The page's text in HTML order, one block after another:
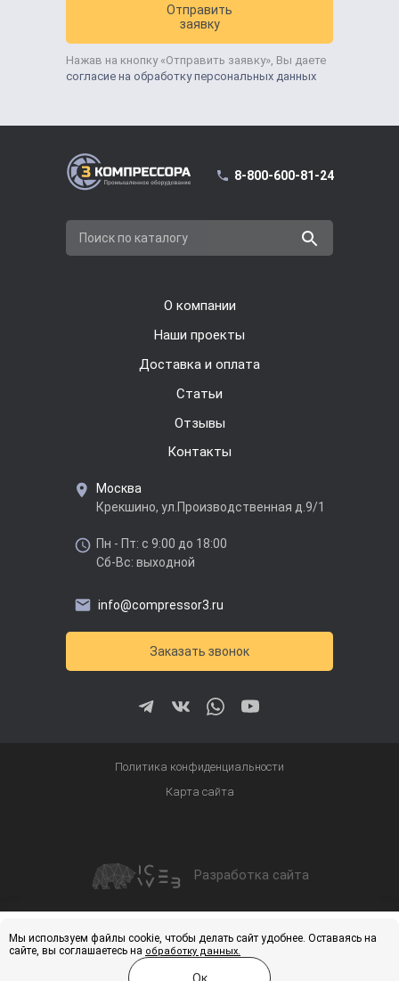
Купить
Получить скидку
Отправить
заявку
Нажав на кнопку «Отправить заявку», Вы даете
согласие на обработку персональных данных
8-800-600-81-24
Поиск по каталогу
О компании
Наши проекты
Доставка и оплата
Cтатьи
Отзывы
Контакты
Москва
Крекшино, ул.Производственная д.9/1
Пн - Пт: с 9:00 до 18:00
Сб-Вс: выходной
info@compressor3.ru
Заказать звонок
Политика конфиденциальности
Карта сайта
Разработка сайта
Мы используем файлы cookie, чтобы делать сайт удобнее. Оставаясь на
сайте, вы соглашаетесь на обработку данных.
Ок